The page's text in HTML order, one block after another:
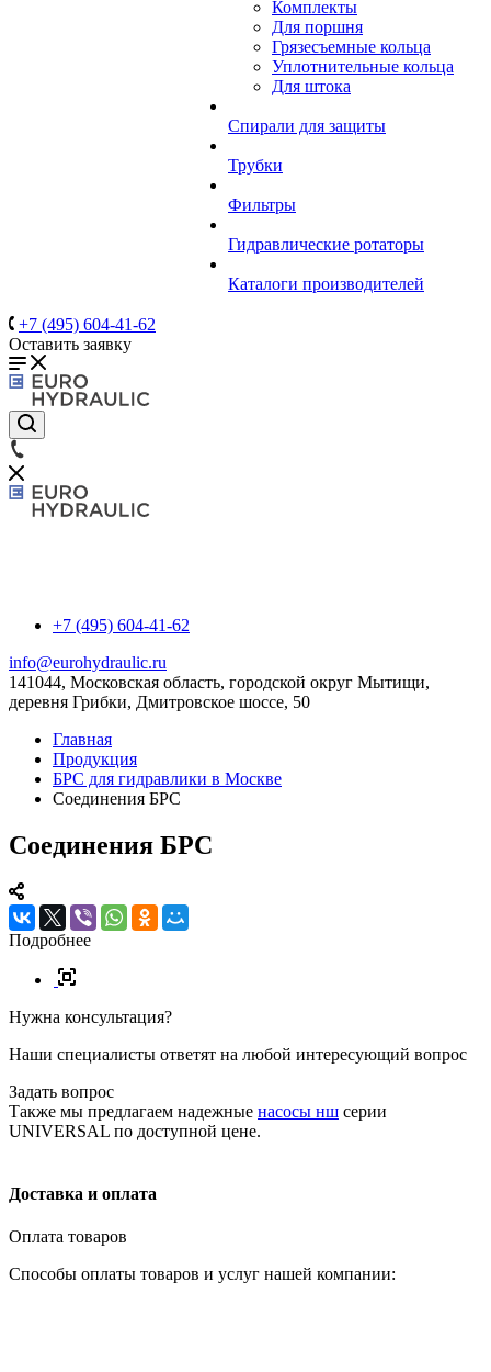
Комплекты
Для поршня
Грязесъемные кольца
Уплотнительные кольца
Для штока
Спирали для защиты
Трубки
Фильтры
Гидравлические ротаторы
Каталоги производителей
+7 (495) 604-41-62
Оставить заявку
+7 (495) 604-41-62
info@eurohydraulic.ru
141044, Московская область, городской округ Мытищи,
деревня Грибки, Дмитровское шоссе, 50
Главная
Продукция
БРС для гидравлики в Москве
Соединения БРС
Соединения БРС
Подробнее
Нужна консультация?
Наши специалисты ответят на любой интересующий вопрос
Задать вопрос
Также мы предлагаем надежные насосы нш серии
UNIVERSAL по доступной цене.
Доставка и оплата
Оплата товаров
Способы оплаты товаров и услуг нашей компании: